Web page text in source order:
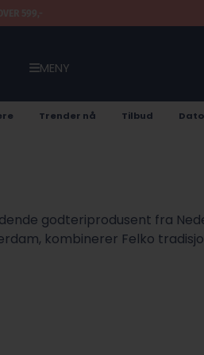
MENY
Trender nå Tilbud
godteriprodusent fra
kombinerer Felko